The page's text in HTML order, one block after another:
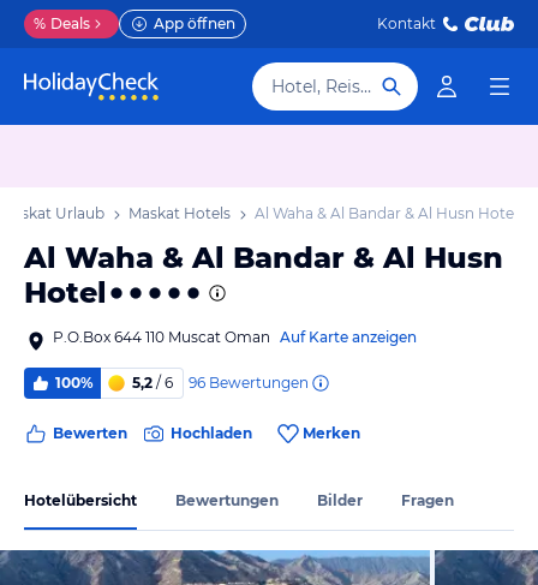
% Deals App öffnen Kontakt
Hotel, Reiseziel
Maskat Urlaub Maskat Hotels Al Waha & Al Bandar & Al Husn Hotel
Al Waha & Al Bandar & Al Husn
Hotel
P.O.Box 644 110 Muscat Oman Auf Karte anzeigen
100% 5,2 / 6 96 Bewertungen
Bewerten Hochladen Merken
Hotelübersicht Bewertungen Bilder Fragen